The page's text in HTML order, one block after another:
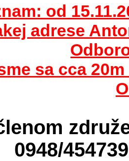
od
adrese
sa cca
0948/